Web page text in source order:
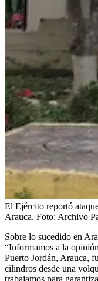
El Ejército reportó
Arauca. Foto: Archivo
Sobre lo sucedido en
“Informamos a la
Puerto Jordán, Arauca,
cilindros desde una
trabajamos para